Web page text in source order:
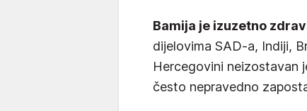
Bamija je izuzetno
dijelovima SAD-a, Indiji,
Hercegovini neizostavan
često nepravedno